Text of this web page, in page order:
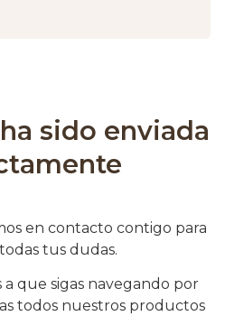
sido enviada
en contacto contigo para
tus dudas.
a que sigas navegando por
todos nuestros productos